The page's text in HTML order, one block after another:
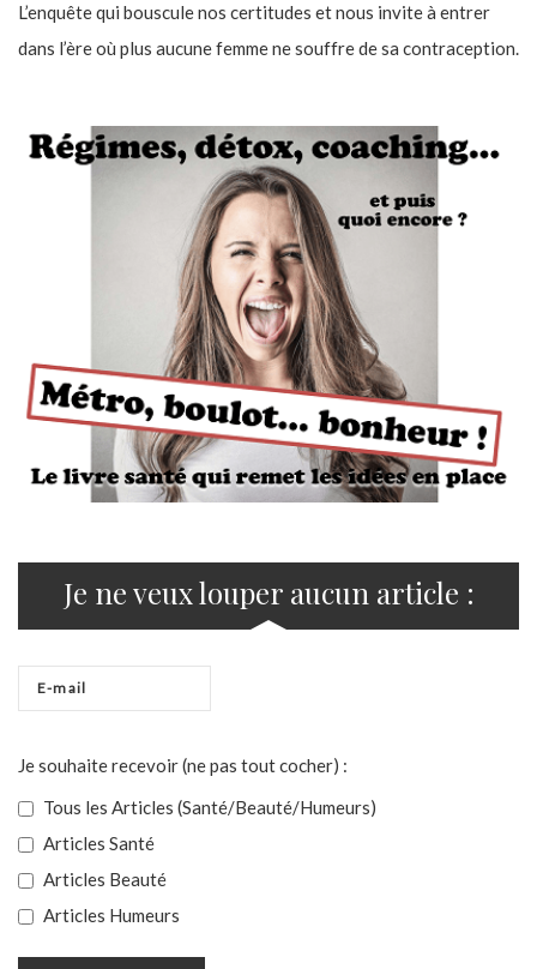
L’enquête qui bouscule nos certitudes et nous invite à entrer
dans l’ère où plus aucune femme ne souffre de sa contraception.
Je ne veux louper aucun article :
Je souhaite recevoir (ne pas tout cocher) :
Tous les Articles (Santé/Beauté/Humeurs)
Articles Santé
Articles Beauté
Articles Humeurs